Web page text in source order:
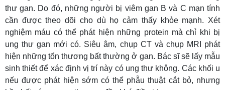
thư gan. Do đó, những người bị viêm gan B và C mạn tính
cần được theo dõi cho dù họ cảm thấy khỏe mạnh. Xét
nghiệm máu có thể phát hiện những protein mà chỉ khi bị
ung thư gan mới có. Siêu âm, chụp CT và chụp MRI phát
hiện những tổn thương bất thường ở gan. Bác sĩ sẽ lấy mẫu
sinh thiết để xác định vị trí này có ung thư không. Các khối u
nếu được phát hiện sớm có thể phẫu thuật cắt bỏ, nhưng